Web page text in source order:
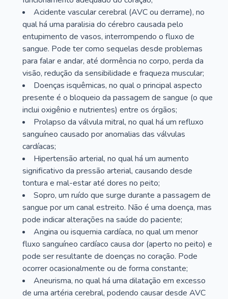
Acidente vascular cerebral (AVC ou derrame), no
qual há uma paralisia do cérebro causada pelo
entupimento de vasos, interrompendo o fluxo de
sangue. Pode ter como sequelas desde problemas
para falar e andar, até dormência no corpo, perda da
visão, redução da sensibilidade e fraqueza muscular;
Doenças isquêmicas, no qual o principal aspecto
presente é o bloqueio da passagem de sangue (o que
inclui oxigênio e nutrientes) entre os órgãos;
Prolapso da válvula mitral, no qual há um refluxo
sanguíneo causado por anomalias das válvulas
cardíacas;
Hipertensão arterial, no qual há um aumento
significativo da pressão arterial, causando desde
tontura e mal-estar até dores no peito;
Sopro, um ruído que surge durante a passagem de
sangue por um canal estreito. Não é uma doença, mas
pode indicar alterações na saúde do paciente;
Angina ou isquemia cardíaca, no qual um menor
fluxo sanguíneo cardíaco causa dor (aperto no peito) e
pode ser resultante de doenças no coração. Pode
ocorrer ocasionalmente ou de forma constante;
Aneurisma, no qual há uma dilatação em excesso
de uma artéria cerebral, podendo causar desde AVC